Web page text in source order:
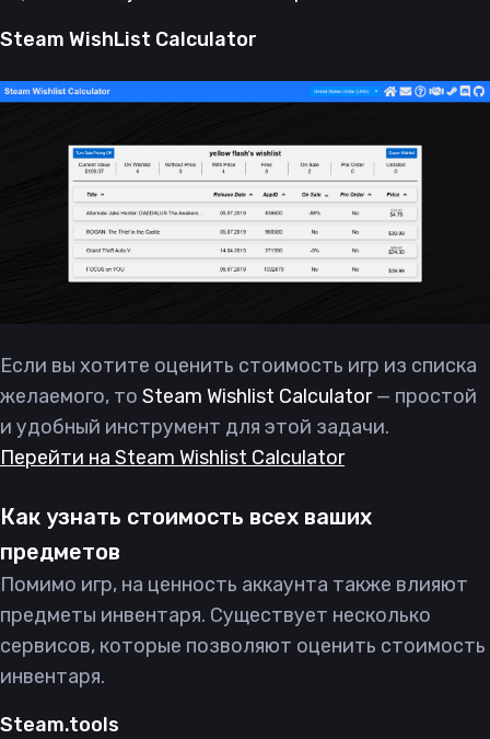
Steam WishList Calculator
Если вы хотите оценить стоимость игр из списка
желаемого, то Steam Wishlist Calculator— простой
и удобный инструмент для этой задачи.
Перейти на Steam Wishlist Calculator
Как узнать стоимость всех ваших
предметов
Помимо игр, на ценность аккаунта также влияют
предметы инвентаря. Существует несколько
сервисов, которые позволяют оценить стоимость
инвентаря.
Steam.tools